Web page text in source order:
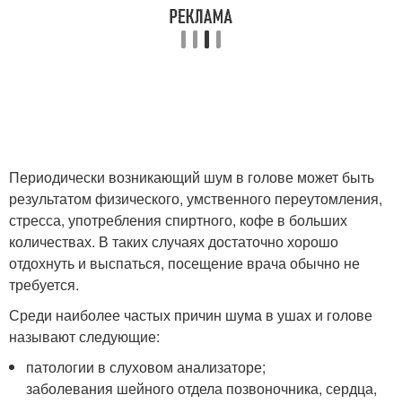
Периодически возникающий шум в голове может быть
результатом физического, умственного переутомления,
стресса, употребления спиртного, кофе в больших
количествах. В таких случаях достаточно хорошо
отдохнуть и выспаться, посещение врача обычно не
требуется.
Среди наиболее частых причин шума в ушах и голове
называют следующие:
патологии в слуховом анализаторе;
заболевания шейного отдела позвоночника, сердца,